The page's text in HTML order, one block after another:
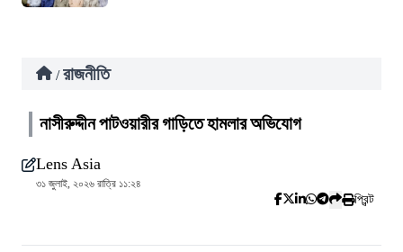
/ রাজনীতি
নাসীরুদ্দীন পাটওয়ারীর গাড়িতে হামলার অভিযোগ
Lens Asia
৩১ জুলাই, ২০২৬ রাত্রি ১১:২৪
প্রিন্ট